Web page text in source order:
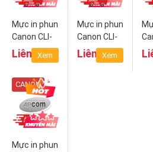
Mực in phun
Canon CLI-
781 C
(Cyan)
Liên hệ
Xem
Mực in phun
Canon CLI-
781 M
(Magenta)
Liên hệ
Xem
CANON
Mực in phun